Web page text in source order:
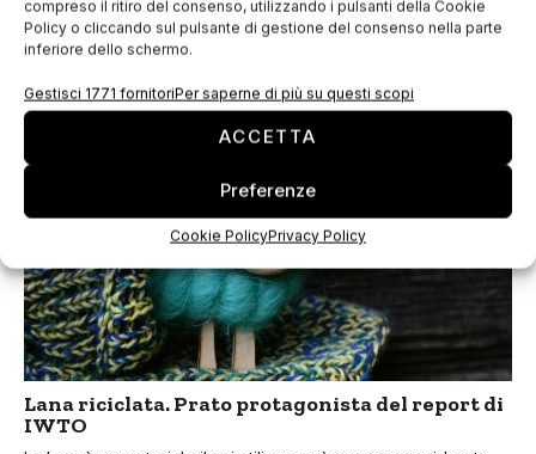
compreso il ritiro del consenso, utilizzando i pulsanti della Cookie
Policy o cliccando sul pulsante di gestione del consenso nella parte
inferiore dello schermo.
Gestisci 1771 fornitoriPer saperne di più su questi scopi
ACCETTA
Preferenze
Cookie PolicyPrivacy Policy
La tutela dei dati personali è ormai diventato un tema di
fondamentale importanza. Al fine di salvaguardare le
informazioni che gli utenti condividono, il 25 maggio 2018
Lana riciclata. Prato protagonista del report di
IWTO